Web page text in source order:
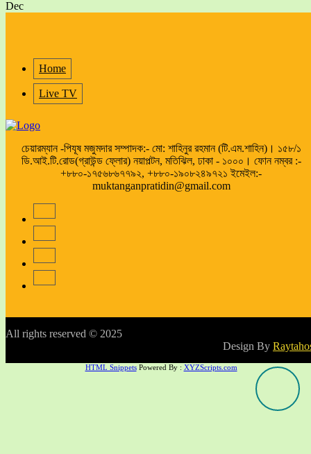
Dec
Home
Live TV
চেয়ারম্যান -পিযূষ মজুমদার সম্পাদক:- মো: শাহিনুর রহমান (টি.এম.শাহিন)। ১৫৮/১
ডি.আই.টি.রোড(গ্রাউন্ড ফ্লোর) নয়াপল্টন, মতিঝিল, ঢাকা - ১০০০। ফোন নম্বর :-
+৮৮০-১৭৫৬৮৬৭৭৯২, +৮৮০-১৯০৮২৪৯৭২১ ইমেইল:-
muktanganpratidin@gmail.com
All rights reserved © 2025
Design By
HTML SnippetsPowered By : XYZScripts.com